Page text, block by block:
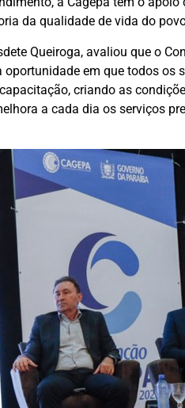
da qualidade de vida do
Queiroga, avaliou que o
em que todos os
criando as
a cada dia os serviços